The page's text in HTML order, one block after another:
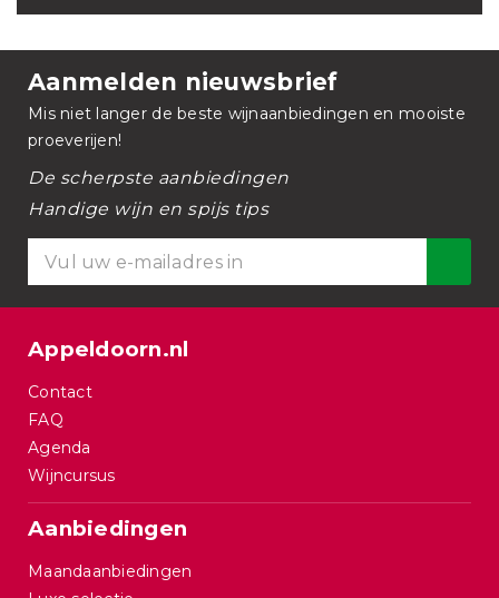
Aanmelden nieuwsbrief
Mis niet langer de beste wijnaanbiedingen en mooiste
proeverijen!
De scherpste aanbiedingen
Handige wijn en spijs tips
Appeldoorn.nl
Contact
FAQ
Agenda
Wijncursus
Aanbiedingen
Maandaanbiedingen